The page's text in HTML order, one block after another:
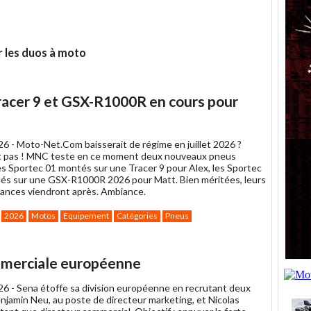
les duos à moto
9 et GSX-R1000R en cours pour
- Moto-Net.Com baisserait de régime en juillet 2026 ?
! MNC teste en ce moment deux nouveaux pneus
Sportec 01 montés sur une Tracer 9 pour Alex, les Sportec
sur une GSX-R1000R 2026 pour Matt. Bien méritées, leurs
viendront après. Ambiance.
2026 Motos Equipement Catégories
Pneus
européenne
- Sena étoffe sa division européenne en recrutant deux
Neu, au poste de directeur marketing, et Nicolas